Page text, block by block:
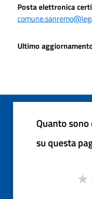
Posta elettronica
Ultimo
Quanto
su questa